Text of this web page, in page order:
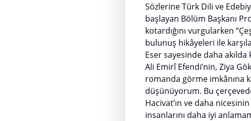
Sözlerine Türk Dili ve
başlayan Bölüm Başkanı
kotardığını vurgularken
bulunuş hikâyeleri ile
Eser sayesinde daha
Ali Emirî Efendi’nin, Ziya
romanda görme imkânına
düşünüyorum. Bu
Hacivat’ın ve daha
insanlarını daha iyi